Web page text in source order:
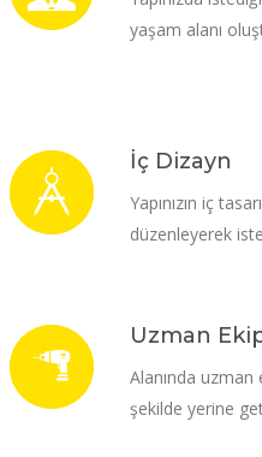
yaşam alanı
İç Dizayn
Yapınızın iç
düzenleyerek
Uzman
Alanında
şekilde yerine